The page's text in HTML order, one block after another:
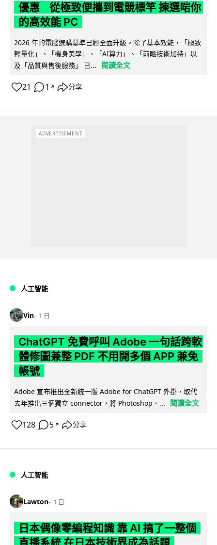
優惠 從極致便攜到電競標竿 揀選啱你
的高效能 PC
2026 年的電腦選購基準已經全面升級。除了基本效能，「極致
輕量化」、「機身美學」、「AI算力」、「前瞻技術加持」以
及「品質與售後服務」 已...
閱讀全文
21 1 ↗ 分享
ADVERTISEMENT
人工智能
Vin 1 日
ChatGPT 免費呼叫 Adobe 一句話跨軟
體修圖兼整 PDF 不用開多個 APP 兼免
帳號
Adobe 宣布推出全新統一版 Adobe for ChatGPT 外掛，取代
去年推出三個獨立 connector，將 Photoshop、...
閱讀全文
128 5 ↗ 分享
人工智能
Lawton 1 日
日本偶像零編程知識 靠 AI 搞了一整個